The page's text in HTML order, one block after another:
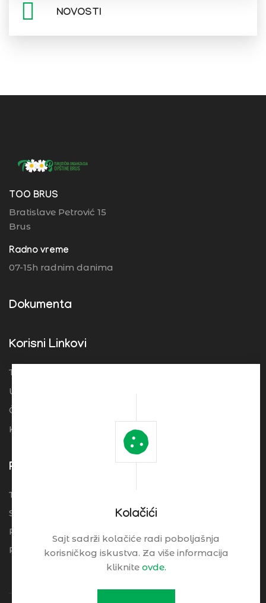
NOVOSTI
Kolačići
Sajt sadrži kolačiće radi poboljašnja
korisničkog iskustva. Za više informacija
kliknite ovde.
TOO BRUS
Bratislave Petrović 15
Brus
Radno vreme
07-15h radnim danima
Dokumenta
Korisni Linkovi
Turistička organizacija Srbije
Ugostitelji
Često postavljena pitanja
Kolačići
Pogledajte
Turistički Cenrtar Brzeće
Smeštaj
Restorani
Praktične Informacije